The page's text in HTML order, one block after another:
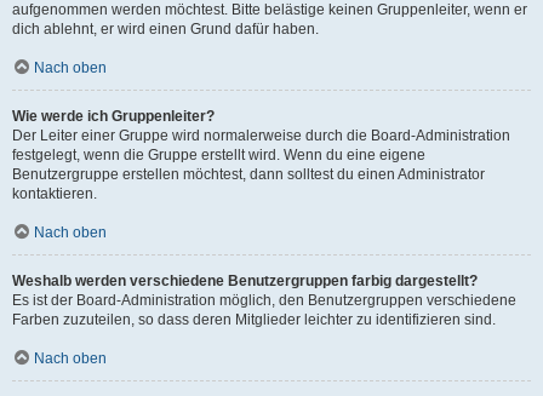
aufgenommen werden möchtest. Bitte belästige keinen Gruppenleiter, wenn er
dich ablehnt, er wird einen Grund dafür haben.
Nach oben
Wie werde ich Gruppenleiter?
Der Leiter einer Gruppe wird normalerweise durch die Board-Administration
festgelegt, wenn die Gruppe erstellt wird. Wenn du eine eigene
Benutzergruppe erstellen möchtest, dann solltest du einen Administrator
kontaktieren.
Nach oben
Weshalb werden verschiedene Benutzergruppen farbig dargestellt?
Es ist der Board-Administration möglich, den Benutzergruppen verschiedene
Farben zuzuteilen, so dass deren Mitglieder leichter zu identifizieren sind.
Nach oben